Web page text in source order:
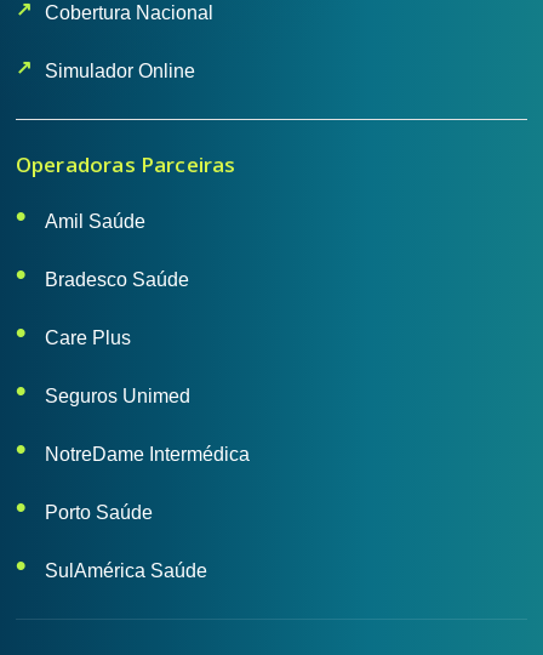
Cobertura Nacional
Simulador Online
Operadoras Parceiras
Amil Saúde
Bradesco Saúde
Care Plus
Seguros Unimed
NotreDame Intermédica
Porto Saúde
SulAmérica Saúde